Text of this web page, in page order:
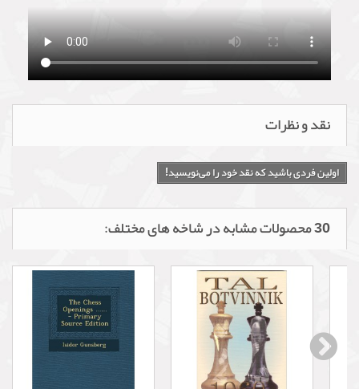
نقد و نظرات
اولین فردی باشید که نقد خود را می‌نویسید!
30 محصولات مشابه در شاخه های مختلف: